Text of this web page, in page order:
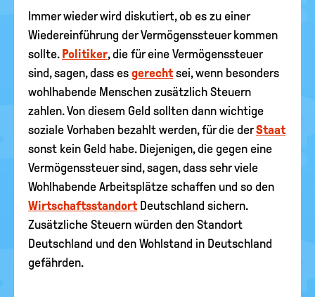
Immer wieder wird diskutiert, ob es zu einer
Wiedereinführung der Vermögenssteuer kommen
sollte. Politiker, die für eine Vermögenssteuer
sind, sagen, dass es gerechtsei, wenn besonders
wohlhabende Menschen zusätzlich Steuern
zahlen. Von diesem Geld sollten dann wichtige
soziale Vorhaben bezahlt werden, für die derStaat
sonst kein Geld habe. Diejenigen, die gegen eine
Vermögenssteuer sind, sagen, dass sehr viele
Wohlhabende Arbeitsplätze schaffen und so den
WirtschaftsstandortDeutschland sichern.
Zusätzliche Steuern würden den Standort
Deutschland und den Wohlstand in Deutschland
gefährden.